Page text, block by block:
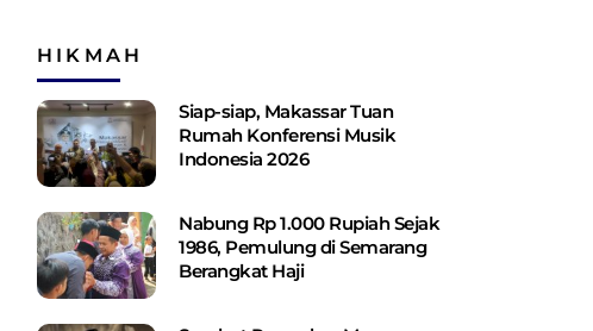
HIKMAH
Siap-siap, Makassar Tuan
Rumah Konferensi Musik
Indonesia 2026
Nabung Rp 1.000 Rupiah Sejak
1986, Pemulung di Semarang
Berangkat Haji